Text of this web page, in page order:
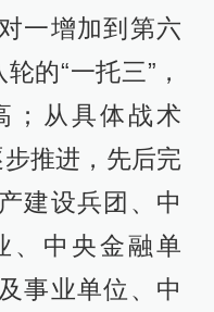
一增加到第六
的“一托三”，
；从具体战术
推进，先后完
建设兵团、中
、中央金融单
事业单位、中